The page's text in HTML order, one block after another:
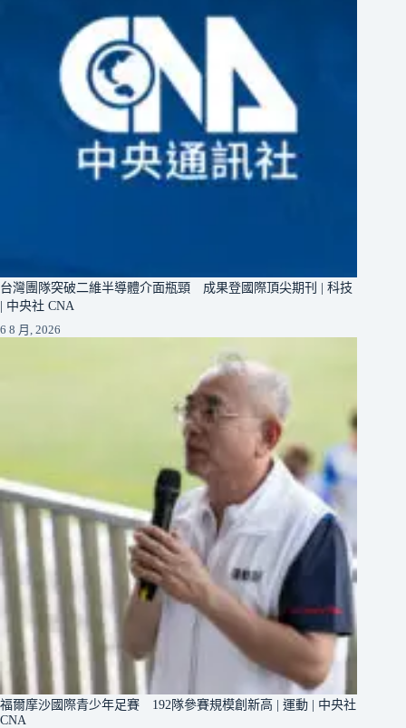
台灣團隊突破二維半導體介面瓶頸 成果登國際頂尖期刊 | 科技
| 中央社 CNA
6 8 月, 2026
福爾摩沙國際青少年足賽 192隊參賽規模創新高 | 運動 | 中央社
CNA